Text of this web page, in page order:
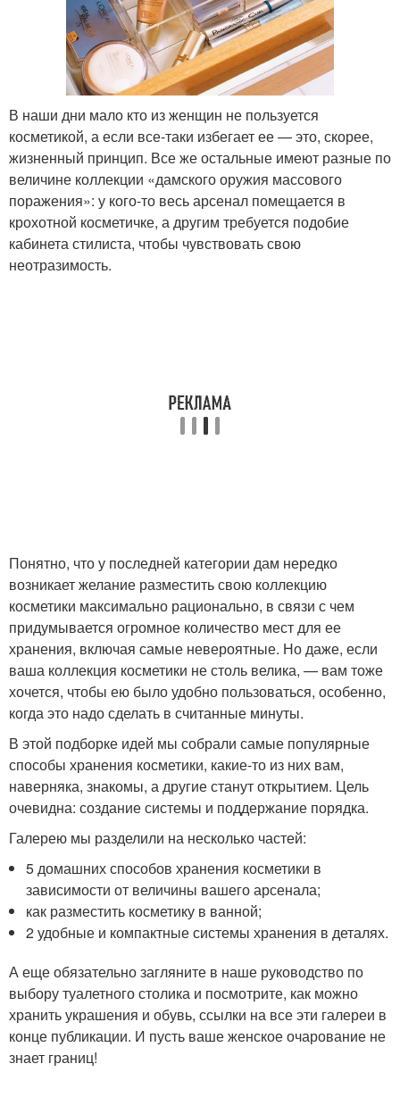
В наши дни мало кто из женщин не пользуется
косметикой, а если все-таки избегает ее — это, скорее,
жизненный принцип. Все же остальные имеют разные по
величине коллекции «дамского оружия массового
поражения»: у кого-то весь арсенал помещается в
крохотной косметичке, а другим требуется подобие
кабинета стилиста, чтобы чувствовать свою
неотразимость.
Понятно, что у последней категории дам нередко
возникает желание разместить свою коллекцию
косметики максимально рационально, в связи с чем
придумывается огромное количество мест для ее
хранения, включая самые невероятные. Но даже, если
ваша коллекция косметики не столь велика, — вам тоже
хочется, чтобы ею было удобно пользоваться, особенно,
когда это надо сделать в считанные минуты.
В этой подборке идей мы собрали самые популярные
способы хранения косметики, какие-то из них вам,
наверняка, знакомы, а другие станут открытием. Цель
очевидна: создание системы и поддержание порядка.
Галерею мы разделили на несколько частей:
5 домашних способов хранения косметики в
зависимости от величины вашего арсенала;
как разместить косметику в ванной;
2 удобные и компактные системы хранения в деталях.
А еще обязательно загляните в наше руководство по
выбору туалетного столика и посмотрите, как можно
хранить украшения и обувь, ссылки на все эти галереи в
конце публикации. И пусть ваше женское очарование не
знает границ!